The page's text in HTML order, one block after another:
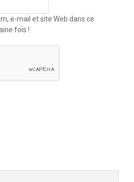
e-mail et site Web dans ce
fois !